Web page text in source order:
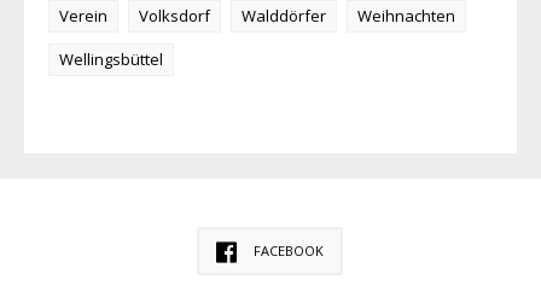
Verein
Volksdorf Walddörfer
Weihnachten
Wellingsbüttel
FACEBOOK